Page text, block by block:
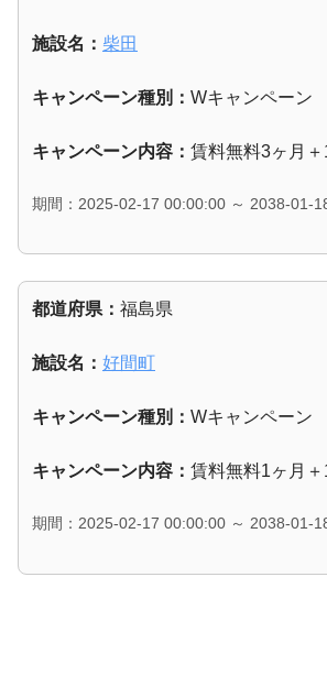
施設名： 柴田
キャンペーン種別： Wキャンペーン
キャンペーン内容： 賃料無料3ヶ月
期間：2025-02-17 00:00:00 ～ 2038-01-
都道府県： 福島県
施設名： 好間町
キャンペーン種別： Wキャンペーン
キャンペーン内容： 賃料無料1ヶ月
期間：2025-02-17 00:00:00 ～ 2038-01-